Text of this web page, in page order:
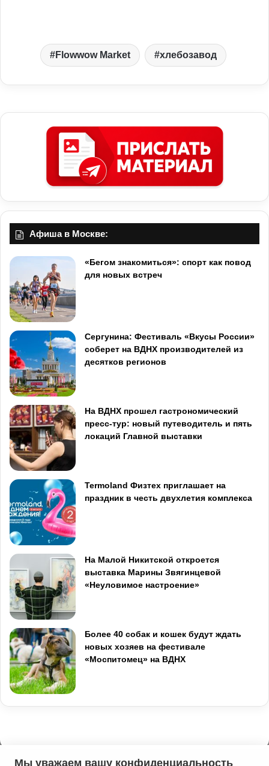
Flowwow Market хлебозавод
Афиша в Москве:
«Бегом знакомиться»: спорт как повод
для новых встреч
Сергунина: Фестиваль «Вкусы России»
соберет на ВДНХ производителей из
десятков регионов
На ВДНХ прошел гастрономический
пресс-тур: новый путеводитель и пять
локаций Главной выставки
Termoland Физтех приглашает на
праздник в честь двухлетия комплекса
На Малой Никитской откроется
выставка Марины Звягинцевой
«Неуловимое настроение»
Более 40 собак и кошек будут ждать
новых хозяев на фестивале
«Моспитомец» на ВДНХ
Мы уважаем вашу конфиденциальность